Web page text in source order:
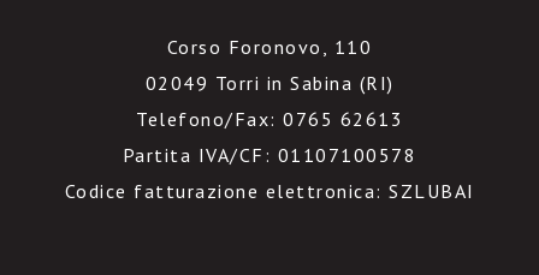
Corso Foronovo, 110
02049 Torri in Sabina (RI)
Telefono/Fax: 0765 62613
Partita IVA/CF: 01107100578
Codice fatturazione elettronica: SZLUBAI